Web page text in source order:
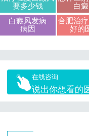
要多少钱
白
白癜风发病
病因
合肥治
好的
在线咨询
说出你想看的